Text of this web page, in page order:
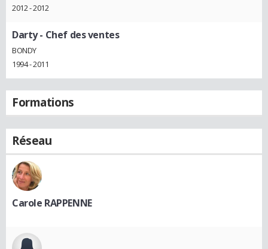
2012 - 2012
Darty- Chef des ventes
BONDY
1994 - 2011
Formations
Réseau
Carole RAPPENNE